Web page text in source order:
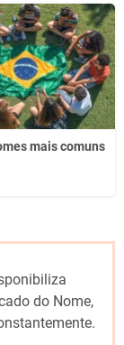
mais comuns
do Nome,